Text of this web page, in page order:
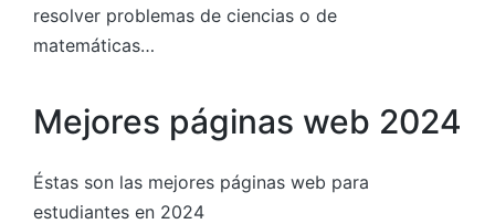
resolver problemas de ciencias o de
matemáticas…
Mejores páginas web 2024
Éstas son las mejores páginas web para
estudiantes en 2024